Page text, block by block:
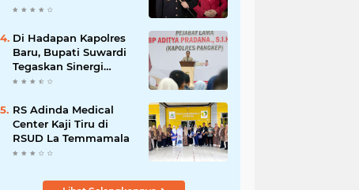
Budiyanto Nahkodai
Di Hadapan Kapolres
Baru, Bupati Suwardi
Tegaskan Sinergi
Kunci Pembangunan
RS Adinda Medical
Center Kaji Tiru di
RSUD La Temmamala